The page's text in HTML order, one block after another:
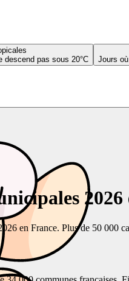
descend pas sous 20°C
Jours
en France. Plus de 50 000